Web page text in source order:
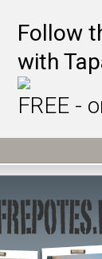
Follow
with
FREE -